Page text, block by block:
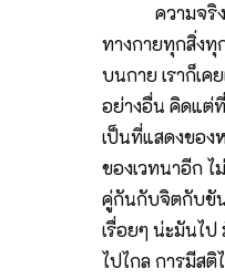
ความจริงก็ย่
ทางกายทุกสิ่งทุ
บนกาย เราก็เ
อย่างอื่น คิดแต่
เป็นที่แสดงของ
ของเวทนาอีก
คู่กันกับจิตกับขัน
เรื่อยๆ น่ะมันไ
ไปไกล การมีส